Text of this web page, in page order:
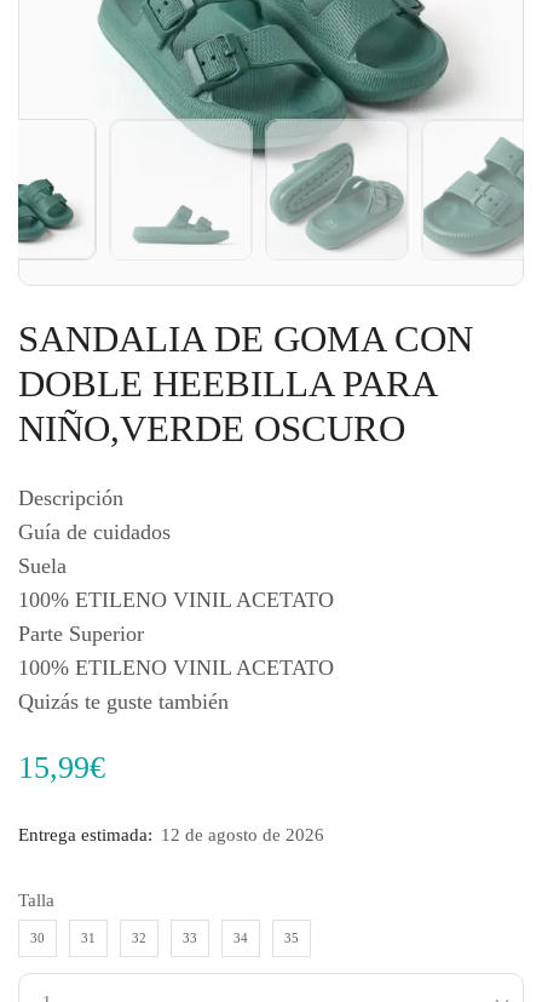
SANDALIA DE GOMA CON
DOBLE HEEBILLA PARA
NIÑO,VERDE OSCURO
Descripción
Guía de cuidados
Suela
100% ETILENO VINIL ACETATO
Parte Superior
100% ETILENO VINIL ACETATO
Quizás te guste también
15,99€
Entrega estimada: 12 de agosto de 2026
Talla
30 31 32 33 34 35